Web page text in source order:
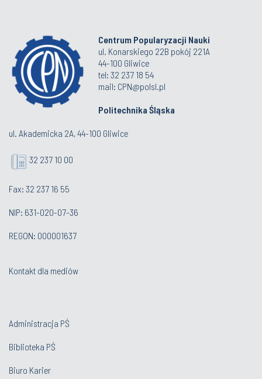
Centrum Popularyzacji Nauki
ul. Konarskiego 22B pokój 221A
44-100 Gliwice
tel: 32 237 18 54
mail: CPN@polsl.pl
Politechnika Śląska
ul. Akademicka 2A, 44-100 Gliwice
32 237 10 00
Fax: 32 237 16 55
NIP: 631-020-07-36
REGON: 000001637
Kontakt dla mediów
Administracja PŚ
Biblioteka PŚ
Biuro Karier